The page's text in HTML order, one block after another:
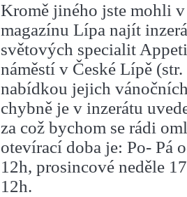
Kromě jiného jste mohli
magazínu Lípa najít
světových specialit
náměstí v České Lípě
nabídkou jejich
chybně je v inzerátu
za což bychom se rádi
otevírací doba je: Po- Pá
12h, prosincové neděle
12h.